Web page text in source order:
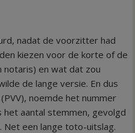
nadat de voorzitter had
kiezen voor de korte of de
notaris) en wat dat zou
de lange versie. En dus
noemde het nummer
het aantal stemmen, gevolgd
Net een lange toto-uitslag.